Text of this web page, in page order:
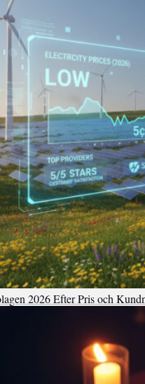
2026 Efter Pris och